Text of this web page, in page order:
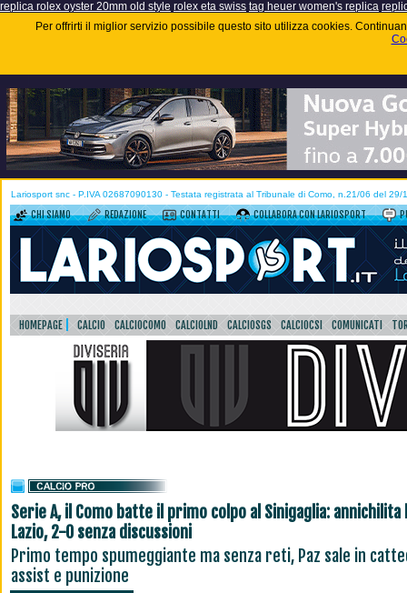
replica rolex oyster 20mm old style rolex eta swiss tag heuer women's replica
Per offrirti il miglior servizio possibile questo sito utilizza cookies.
Lariosport snc - P.IVA 02687090130 - Testata registrata al Tribunale di Como, n.21/06 del 29/
CHI SIAMO REDAZIONE CONTATTI COLLABORA CON LARIOSPORT
HOMEPAGE CALCIO CALCIOCOMO CALCIOLND CALCIOSGS CALCIOCSI COMUNICATI
Serie A, il Como batte il primo colpo al Sinigaglia: annichilita
Lazio, 2-0 senza discussioni
Primo tempo spumeggiante ma senza reti, Paz sale in
assist e punizione